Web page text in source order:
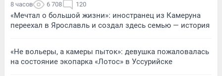
8 часов 6 708 120
«Мечтал о большой жизни»: иностранец из Камеруна
переехал в Ярославль и создал здесь семью — история
«Не вольеры, а камеры пыток»: девушка пожаловалась
на состояние экопарка «Лотос» в Уссурийске